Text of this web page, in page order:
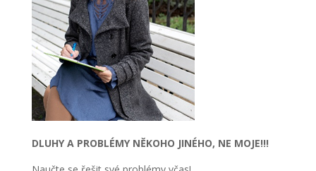
DLUHY A PROBLÉMY NĚKOHO JINÉHO, NE MOJE!!!